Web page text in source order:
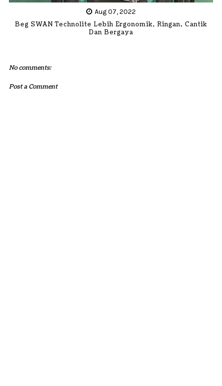
Aug 07, 2022
Beg SWAN Technolite Lebih Ergonomik, Ringan, Cantik
Dan Bergaya
No comments:
Post a Comment